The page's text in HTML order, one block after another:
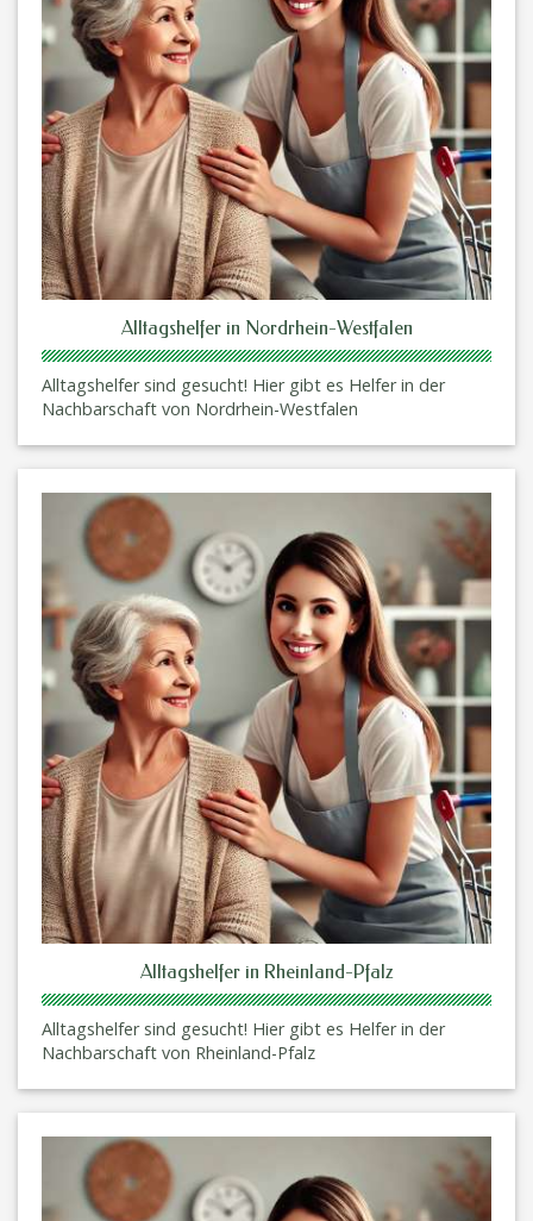
Alltagshelfer in Nordrhein-Westfalen
Alltagshelfer sind gesucht! Hier gibt es Helfer in der
Nachbarschaft von Nordrhein-Westfalen
Alltagshelfer in Rheinland-Pfalz
Alltagshelfer sind gesucht! Hier gibt es Helfer in der
Nachbarschaft von Rheinland-Pfalz